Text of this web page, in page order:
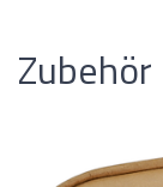
Zubehör